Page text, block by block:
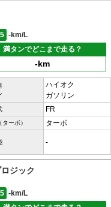
-km/L
満タンでどこまで走る？
-km
ハイオク
ガソリン
FR
ーボ） ターボ
-
ジック
-km/L